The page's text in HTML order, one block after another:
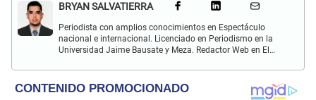
BRYAN SALVATIERRA
Periodista con amplios conocimientos en Espectáculo
nacional e internacional. Licenciado en Periodismo en la
Universidad Jaime Bausate y Meza. Redactor Web en El
películas, series, videojuegos y espectáculo.